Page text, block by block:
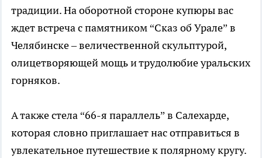
традиции. На оборотной стороне купюры вас
ждет встреча с памятником “Сказ об Урале” в
Челябинске – величественной скульптурой,
олицетворяющей мощь и трудолюбие уральских
горняков.
А также стела “66-я параллель” в Салехарде,
которая словно приглашает нас отправиться в
увлекательное путешествие к полярному кругу.